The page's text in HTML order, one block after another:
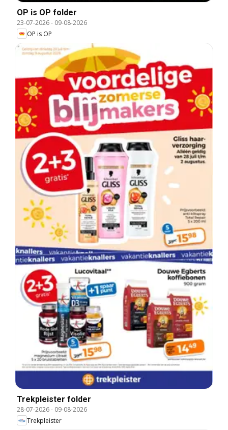
OP is OP folder
23-07-2026- 09-08-2026
OP is OP
Trekpleister folder
28-07-2026- 09-08-2026
Trekpleister